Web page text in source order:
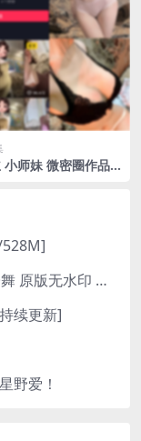
小师妹 微密圈作品
【虎牙主播】 艾米 烧舞福利/影子舞 原版无水印 （1v/130m）
续更新]
野爱！